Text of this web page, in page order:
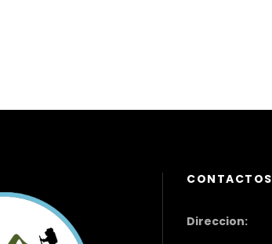
CONTACTOS
Direccion: